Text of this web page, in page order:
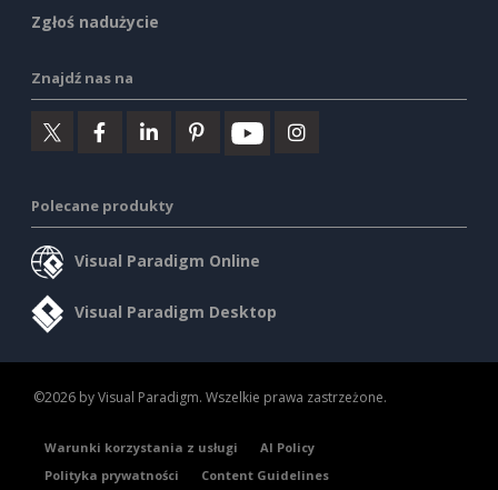
Zgłoś nadużycie
Znajdź nas na
Polecane produkty
Visual Paradigm Online
Visual Paradigm Desktop
©2026 by Visual Paradigm. Wszelkie prawa zastrzeżone.
Warunki korzystania z usługi
AI Policy
Polityka prywatności
Content Guidelines